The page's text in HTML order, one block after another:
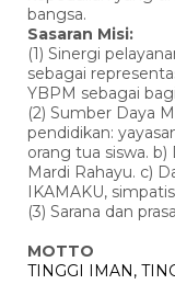
bangsa.
Sasaran Misi:
(1) Sinergi
sebagai
YBPM sebagai
(2) Sumber Daya
pendidikan:
orang tua siswa.
Mardi Rahayu. c)
IKAMAKU,
(3) Sarana dan
MOTTO
TINGGI IMAN,